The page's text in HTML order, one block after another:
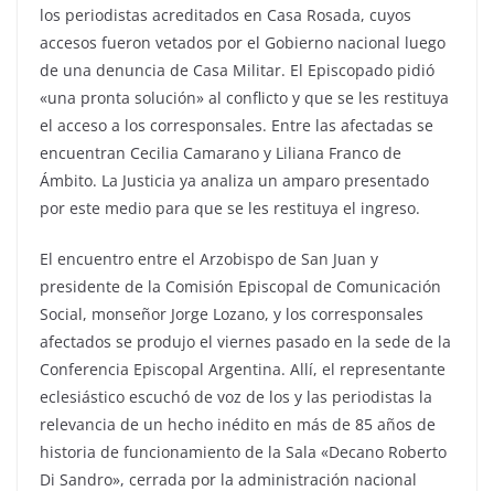
los periodistas acreditados en Casa Rosada, cuyos
accesos fueron vetados por el Gobierno nacional luego
de una denuncia de Casa Militar. El Episcopado pidió
«una pronta solución» al conflicto y que se les restituya
el acceso a los corresponsales. Entre las afectadas se
encuentran Cecilia Camarano y Liliana Franco de
Ámbito. La Justicia ya analiza un amparo presentado
por este medio para que se les restituya el ingreso.
El encuentro entre el Arzobispo de San Juan y
presidente de la Comisión Episcopal de Comunicación
Social, monseñor Jorge Lozano, y los corresponsales
afectados se produjo el viernes pasado en la sede de la
Conferencia Episcopal Argentina. Allí, el representante
eclesiástico escuchó de voz de los y las periodistas la
relevancia de un hecho inédito en más de 85 años de
historia de funcionamiento de la Sala «Decano Roberto
Di Sandro», cerrada por la administración nacional